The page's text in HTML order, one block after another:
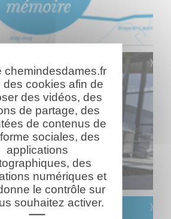
chemindesdames.fr
des cookies afin de
des vidéos, des
de partage, des
de contenus de
sociales, des
applications
des
numériques et
le contrôle sur
souhaitez activer.